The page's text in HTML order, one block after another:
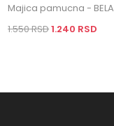
Majica pamucna - BELA
1.550 RSD1.240 RSD